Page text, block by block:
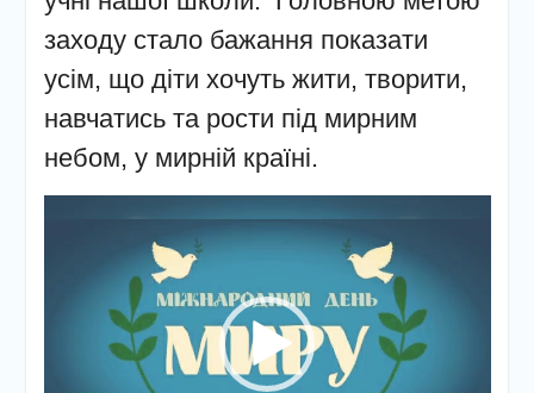
заходу стало бажання показати
усім, що діти хочуть жити, творити,
навчатись та рости під мирним
небом, у мирній країні.